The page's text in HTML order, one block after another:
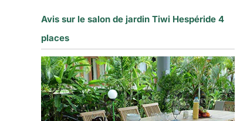
Avis sur le salon de jardin Tiwi Hespéride 4
places